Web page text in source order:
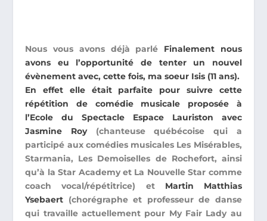
Nous vous avons déjà parlé Finalement nous
avons eu l’opportunité de tenter un nouvel
évènement avec, cette fois, ma soeur Isis (11 ans).
En effet elle était parfaite pour suivre cette
répétition de comédie musicale proposée à
l’Ecole du Spectacle Espace Lauriston avec
Jasmine Roy(chanteuse québécoise qui a
participé aux comédies musicales Les Misérables,
Starmania, Les Demoiselles de Rochefort, ainsi
qu’à la Star Academy et La Nouvelle Star comme
coach vocal/répétitrice) et Martin Matthias
Ysebaert (chorégraphe et professeur de danse
qui travaille actuellement pour My Fair Lady au